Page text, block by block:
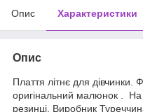
Опис Характеристики
Опис
Плаття літнє для дівчинки.
оригінальний малюнок . На
резинці. Виробник